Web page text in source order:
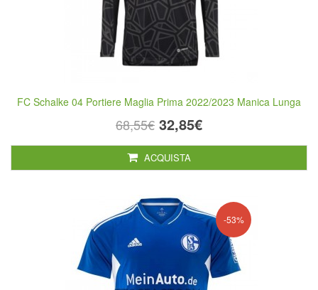
FC Schalke 04 Portiere Maglia Prima 2022/2023 Manica Lunga
68,55€ 32,85€
ACQUISTA
-53%